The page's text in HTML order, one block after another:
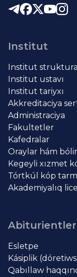
Institut
Institut
Institut ustavı
Institut tariyxı
Akkreditaciya
Administraciya
Fakultetler
Kafedralar
Oraylar hám
Kegeyli xızmet
Tórtkúl kóp
Akademiyalıq
Esletpe
Kásiplik
Qabıllaw